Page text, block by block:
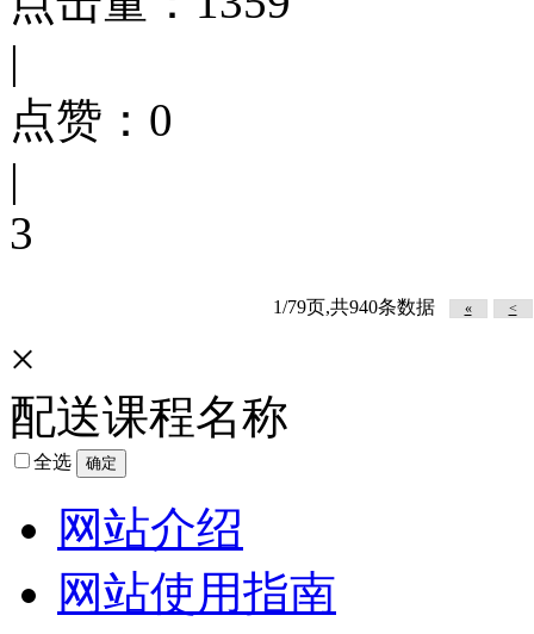
|
点赞： 0
|
3
1/79页,共940条数据 « <
×
配送课程名称
全选 确定
网站介绍
网站使用指南